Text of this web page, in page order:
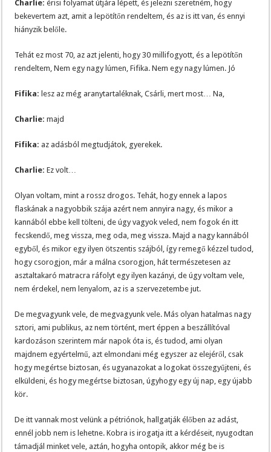
Charlie: érisi folyamat útjára lépett, és jelezni szeretném, hogy
bekevertem azt, amit a lepötítőn rendeltem, és az is itt van, és ennyi
hiányzik belőle.
Tehát ez most 70, az azt jelenti, hogy 30 millifogyott, és a lepötítőn
rendeltem, Nem egy nagy lúmen, Fifika. Nem egy nagy lúmen. Jó
Fifika: lesz az még aranytartaléknak, Csárli, mert most… Na,
Charlie: majd
Fifika: az adásból megtudjátok, gyerekek.
Charlie: Ez volt…
Olyan voltam, mint a rossz drogos. Tehát, hogy ennek a lapos
flaskának a nagyobbik szája azért nem annyira nagy, és mikor a
kannából ebbe kell tölteni, de úgy vagyok veled, nem fogok én itt
fecskendő, meg vissza, meg oda, meg vissza. Majd a nagy kannából
egyből, és mikor egy ilyen ötszentis szájból, így remegő kézzel tudod,
hogy csorogjon, már a málna csorogjon, hát természetesen az
asztaltakaró matracra ráfolyt egy ilyen kazányi, de úgy voltam vele,
nem érdekel, nem lenyalom, az is a szervezetembe jut.
De megvagyunk vele, de megvagyunk vele. Más olyan hatalmas nagy
sztori, ami publikus, az nem történt, mert éppen a beszállítóval
kardozáson szerintem már napok óta is, és tudod, ami olyan
majdnem egyértelmű, azt elmondani még egyszer az elejéről, csak
hogy megértse biztosan, és ugyanazokat a logokat összegyűjteni, és
elküldeni, és hogy megértse biztosan, úgyhogy egy új nap, egy újabb
kör.
De itt vannak most velünk a pétriónok, hallgatják élőben az adást,
ennél jobb nem is lehetne. Kobra is irogatja itt a kérdéseit, nyugodtan
támadjál minket vele, aztán, hogyha ontopik, akkor még be is